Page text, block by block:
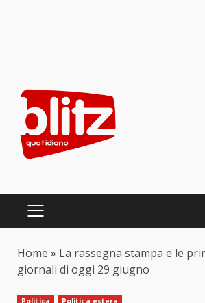
content
PRIMARY
Home » La rassegna stampa e le
giornali di oggi 29 giugno
Politica Politica estera